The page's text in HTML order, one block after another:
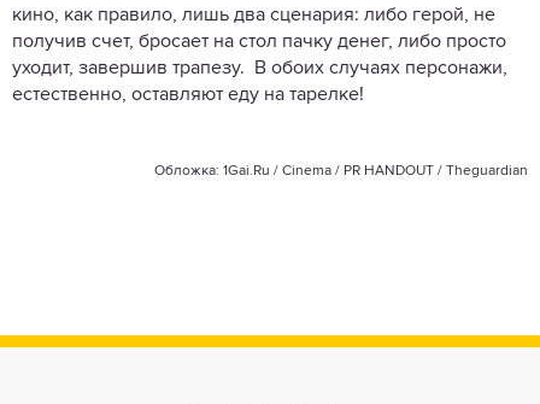
кино, как правило, лишь два сценария: либо герой, не
получив счет, бросает на стол пачку денег, либо просто
уходит, завершив трапезу. В обоих случаях персонажи,
естественно, оставляют еду на тарелке!
Обложка: 1Gai.Ru / Cinema / PR HANDOUT / Theguardian